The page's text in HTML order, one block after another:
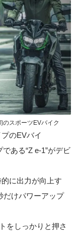
スポーツEVバイク
のEVバイ
ある“Z e-1”がデビ
に出力が向上す
だけパワーアップ
をしっかりと押さ